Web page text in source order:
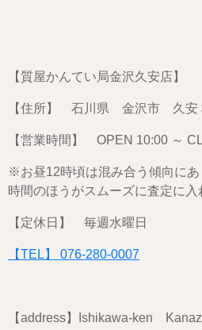
【質屋かんてい局金沢久安店】
【住所】 石川県 金沢市 久安
【営業時間】 OPEN 10:00 ～
※お昼12時頃は混み合う傾向に
時間のほうがスムーズに査定に入
【定休日】 毎週水曜日
【TEL】 076-280-0007
【address】Ishikawa-ken